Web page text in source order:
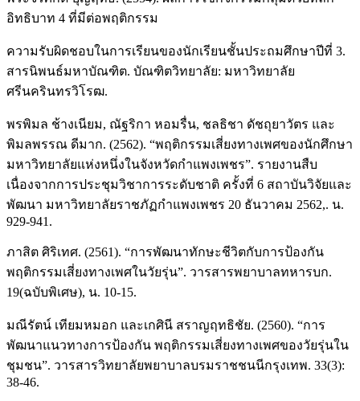
อิทธิบาท 4 ที่มีต่อพฤติกรรม
ความรับผิดชอบในการเรียนของนักเรียนชั้นประถมศึกษาปีที่ 3.
สารนิพนธ์มหาบัณฑิต. บัณฑิตวิทยาลัย: มหาวิทยาลัย
ศรีนครินทรวิโรฒ.
พรพิมล ช้างเนียม, ณัฐริกา หอมรื่น, ชลธิชา ดัชถุยาวัตร และ
พิมลพรรณ ดีมาก. (2562). “พฤติกรรมเสี่ยงทางเพศของนักศึกษา
มหาวิทยาลัยแห่งหนึ่งในจังหวัดกำแพงเพชร”. รายงานสืบ
เนื่องจากการประชุมวิชาการระดับชาติ ครั้งที่ 6 สถาบันวิจัยและ
พัฒนา มหาวิทยาลัยราชภัฏกำแพงเพชร 20 ธันวาคม 2562,. น.
929-941.
ภาสิต ศิริเทศ. (2561). “การพัฒนาทักษะชีวิตกับการป้องกัน
พฤติกรรมเสี่ยงทางเพศในวัยรุ่น”. วารสารพยาบาลทหารบก.
19(ฉบับพิเศษ), น. 10-15.
มณีรัตน์ เทียมหมอก และเกศินี สราญฤทธิชัย. (2560). “การ
พัฒนาแนวทางการป้องกัน พฤติกรรมเสี่ยงทางเพศของวัยรุ่นใน
ชุมชน”. วารสารวิทยาลัยพยาบาลบรมราชชนนีกรุงเทพ. 33(3):
38-46.